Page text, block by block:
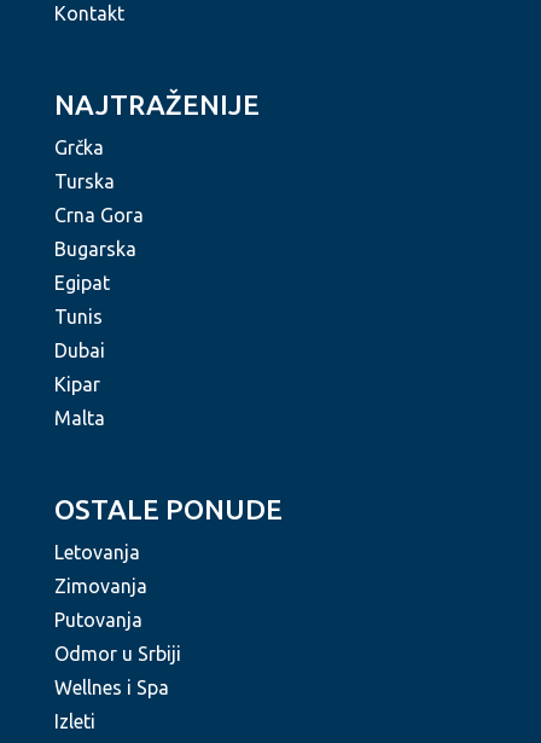
Kontakt
NAJTRAŽENIJE
Grčka
Turska
Crna Gora
Bugarska
Egipat
Tunis
Dubai
Kipar
Malta
OSTALE PONUDE
Letovanja
Zimovanja
Putovanja
Odmor u Srbiji
Wellnes i Spa
Izleti